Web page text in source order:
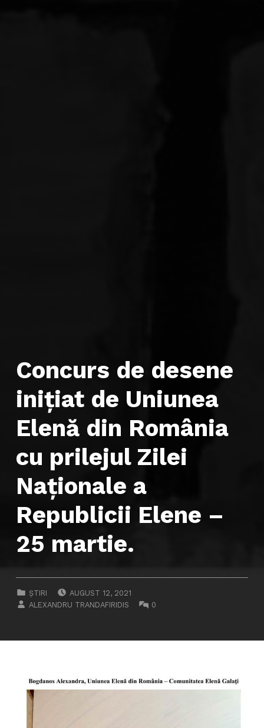
Concurs de desene
inițiat de Uniunea
Elenă din România
cu prilejul Zilei
Naționale a
Republicii Elene –
25 martie.
ȘTIRI AUGUST 12, 2021
WRITTEN BY:
ALEXANDRU TRANDAFIRIDIS 0